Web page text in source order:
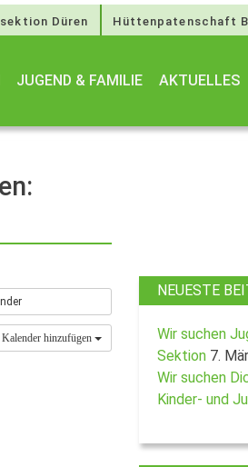
Düren Hüttenpatenschaft
JUGEND & FAMILIE AKTUELLES
Kalender hinzufügen
NEUESTE
Wir suchen
Sektion 7.
Wir suchen
Kinder- und